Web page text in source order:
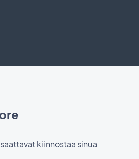
kiinnostaa sinua